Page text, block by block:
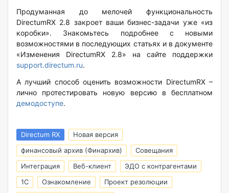
Продуманная до мелочей функциональность
DirectumRX 2.8 закроет ваши бизнес-задачи уже «из
коробки». Знакомьтесь подробнее с новыми
возможностями в последующих статьях и в документе
«Изменения DirectumRX 2.8» на сайте поддержки
support.directum.ru.
А лучший способ оценить возможности DirectumRX –
лично протестировать новую версию в бесплатном
демодоступе.
Directum RX
Новая версия
финансовый архив (Финархив)
Совещания
Интеграция
Веб-клиент
ЭДО с контрагентами
1С
Ознакомление
Проект резолюции